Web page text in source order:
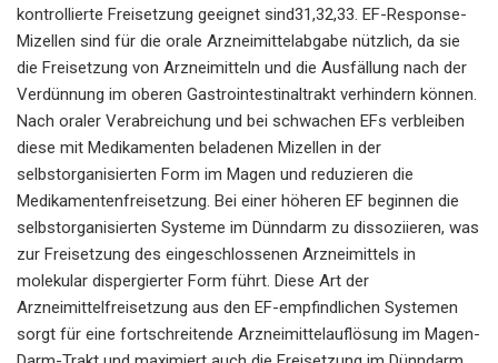
kontrollierte Freisetzung geeignet sind31,32,33. EF-Response-
Mizellen sind für die orale Arzneimittelabgabe nützlich, da sie
die Freisetzung von Arzneimitteln und die Ausfällung nach der
Verdünnung im oberen Gastrointestinaltrakt verhindern können.
Nach oraler Verabreichung und bei schwachen EFs verbleiben
diese mit Medikamenten beladenen Mizellen in der
selbstorganisierten Form im Magen und reduzieren die
Medikamentenfreisetzung. Bei einer höheren EF beginnen die
selbstorganisierten Systeme im Dünndarm zu dissoziieren, was
zur Freisetzung des eingeschlossenen Arzneimittels in
molekular dispergierter Form führt. Diese Art der
Arzneimittelfreisetzung aus den EF-empfindlichen Systemen
sorgt für eine fortschreitende Arzneimittelauflösung im Magen-